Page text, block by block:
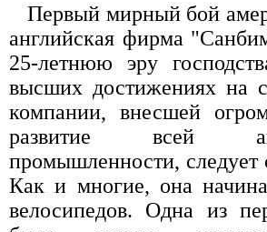
Первый мирный бой
английская фирма
25-летнюю эру
высших достижениях на
компании, внесшей
развитие всей
промышленности, следует
Как и многие, она
велосипедов. Одна из